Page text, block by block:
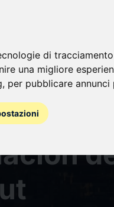
di
una migliore
, per pubblicare y